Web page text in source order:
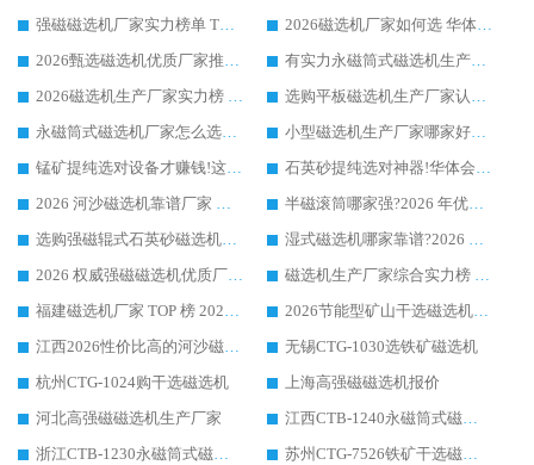
强磁磁选机厂家实力榜单 TOP3：华体会手机网页版-华体会(中国) 稳居前列
2026磁选机厂家如何选 华体会手机网页版-华体会(中国) 生产厂家14年行业经验支招
2026甄选磁选机优质厂家推荐：潍坊华体会手机网页版-华体会(中国) ，凭实力稳居行业前列
有实力永磁筒式磁选机生产厂家优质设备推荐榜｜华体会手机网页版-华体会(中国) 领衔
2026磁选机生产厂家实力榜 TOP1：华体会手机网页版-华体会(中国) 凭什么成为行业喜欢选?
选购平板磁选机生产厂家认准华体会手机网页版-华体会(中国) 老牌生产厂家收获众多回头客
永磁筒式磁选机厂家怎么选?14 年老厂华体会手机网页版-华体会(中国) 凭实力出圈，这 5 大优势太圈粉
小型磁选机生产厂家哪家好?2026 年实测推荐，华体会手机网页版-华体会(中国) 十年口碑厂值得闭眼入
锰矿提纯选对设备才赚钱!这家临朐厂家的强磁辊磁选机凭啥成行业标杆?
石英砂提纯选对神器!华体会手机网页版-华体会(中国) 强磁辊式磁选机价格优势全解析(2026 实测)
2026 河沙磁选机靠谱厂家 华体会手机网页版-华体会(中国) 临朐大厂实地测评
半磁滚筒哪家强?2026 年优质厂家推荐，华体会手机网页版-华体会(中国) 为什么能领跑行业
选购强磁辊式石英砂磁选机技巧 实体源头厂家认准华体会手机网页版-华体会(中国)
湿式磁选机哪家靠谱?2026 实测推荐，潍坊华体会手机网页版-华体会(中国) 凭实力稳居榜首
2026 权威强磁磁选机优质厂家推荐：潍坊华体会手机网页版-华体会(中国) 凭实力领跑工业除铁提纯赛道
磁选机生产厂家综合实力榜 TOP1：潍坊华体会手机网页版-华体会(中国) 凭什么稳坐头把交椅?
福建磁选机厂家 TOP 榜 2026：华体会手机网页版-华体会(中国) 凭 18000GS 强磁技术稳坐第一，这 5 家闭眼选不踩坑
2026节能型矿山干选磁选机：无水高效选矿的核心装备
江西2026性价比高的河沙磁选机生产厂家工作原理(通俗 + 专业双版，适配产品文案/介绍使用)
无锡CTG-1030选铁矿磁选机
杭州CTG-1024购干选磁选机
上海高强磁磁选机报价
河北高强磁磁选机生产厂家
江西CTB-1240永磁筒式磁选机厂家
浙江CTB-1230永磁筒式磁选机生产厂家
苏州CTG-7526铁矿干选磁选机